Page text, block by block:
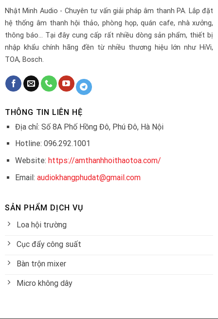
Nhật Minh Audio - Chuyên tư vấn giải pháp âm thanh PA. Lắp đặt
hệ thống âm thanh hội thảo, phòng họp, quán cafe, nhà xưởng,
thông báo... Tại đây cung cấp rất nhiều dòng sản phẩm, thiết bị
nhập khẩu chính hãng đền từ nhiều thương hiệu lớn như HiVi,
TOA, Bosch.
THÔNG TIN LIÊN HỆ
Địa chỉ: Số 8A Phố Hồng Đô, Phú Đô, Hà Nội
Hotline: 096.292.1001
Website: https://amthanhhoithaotoa.com/
Email: audiokhangphudat@gmail.com
SẢN PHẨM DỊCH VỤ
Loa hội trường
Cục đẩy công suất
Bàn trộn mixer
Micro không dây